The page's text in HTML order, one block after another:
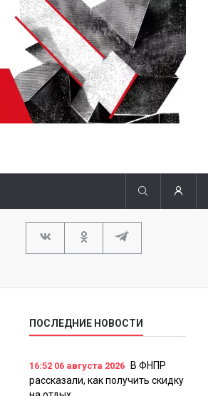
ПОСЛЕДНИЕ НОВОСТИ
16:52 06 августа 2026
В ФНПР
рассказали, как получить скидку